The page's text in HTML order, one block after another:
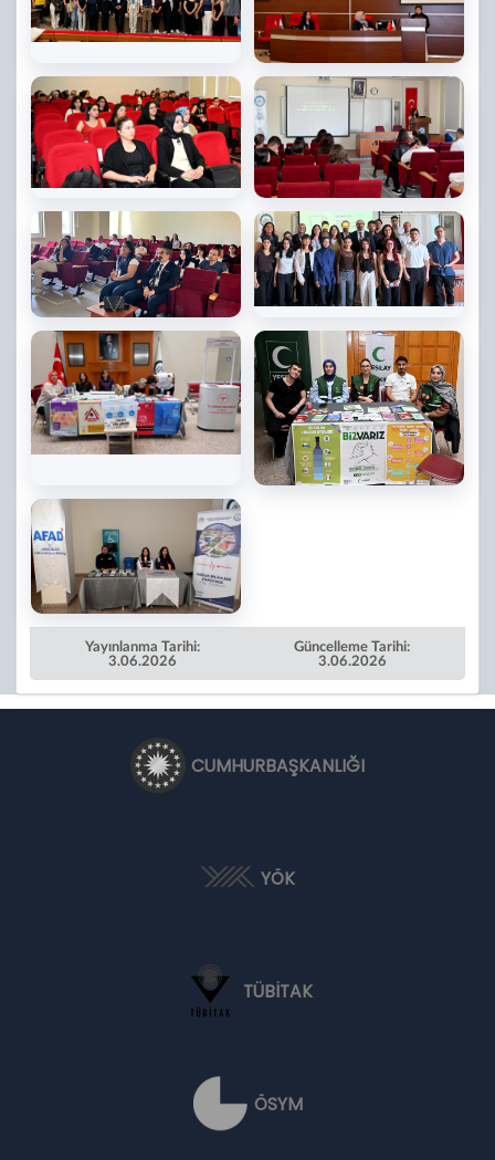
Yayınlanma Tarihi:
3.06.2026
Güncelleme Tarihi:
3.06.2026
CUMHURBAŞKANLIĞI
YÖK
TÜBİTAK
ÖSYM